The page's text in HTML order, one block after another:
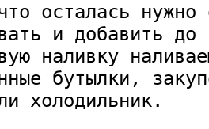
осталась нужно
и добавить
наливку
бутылки,
холодильник.